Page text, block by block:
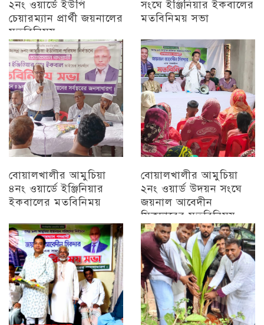
২নং ওয়ার্ডে ইউপি
চেয়ারম্যান প্রার্থী জয়নালের
মতবিনিময়
চট্টগ্রাম
সংঘে ইঞ্জিনিয়ার ইকবালের
মতবিনিময় সভা
বোয়ালখালীর আমুচিয়া
৪নং ওয়ার্ডে ইঞ্জিনিয়ার
ইকবালের মতবিনিময়
বোয়ালখালীর আমুচিয়া
২নং ওয়ার্ড উদয়ন সংঘে
জয়নাল আবেদীন
সিকদারের মতবিনিময়
অন্যান্য